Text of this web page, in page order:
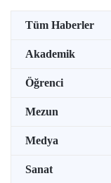
Tüm Haberler
Akademik
Öğrenci
Mezun
Medya
Sanat